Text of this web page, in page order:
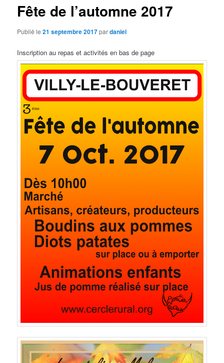
Fête de l’automne 2017
Publié le21 septembre 2017pardaniel
Inscription au repas et activités en bas de page